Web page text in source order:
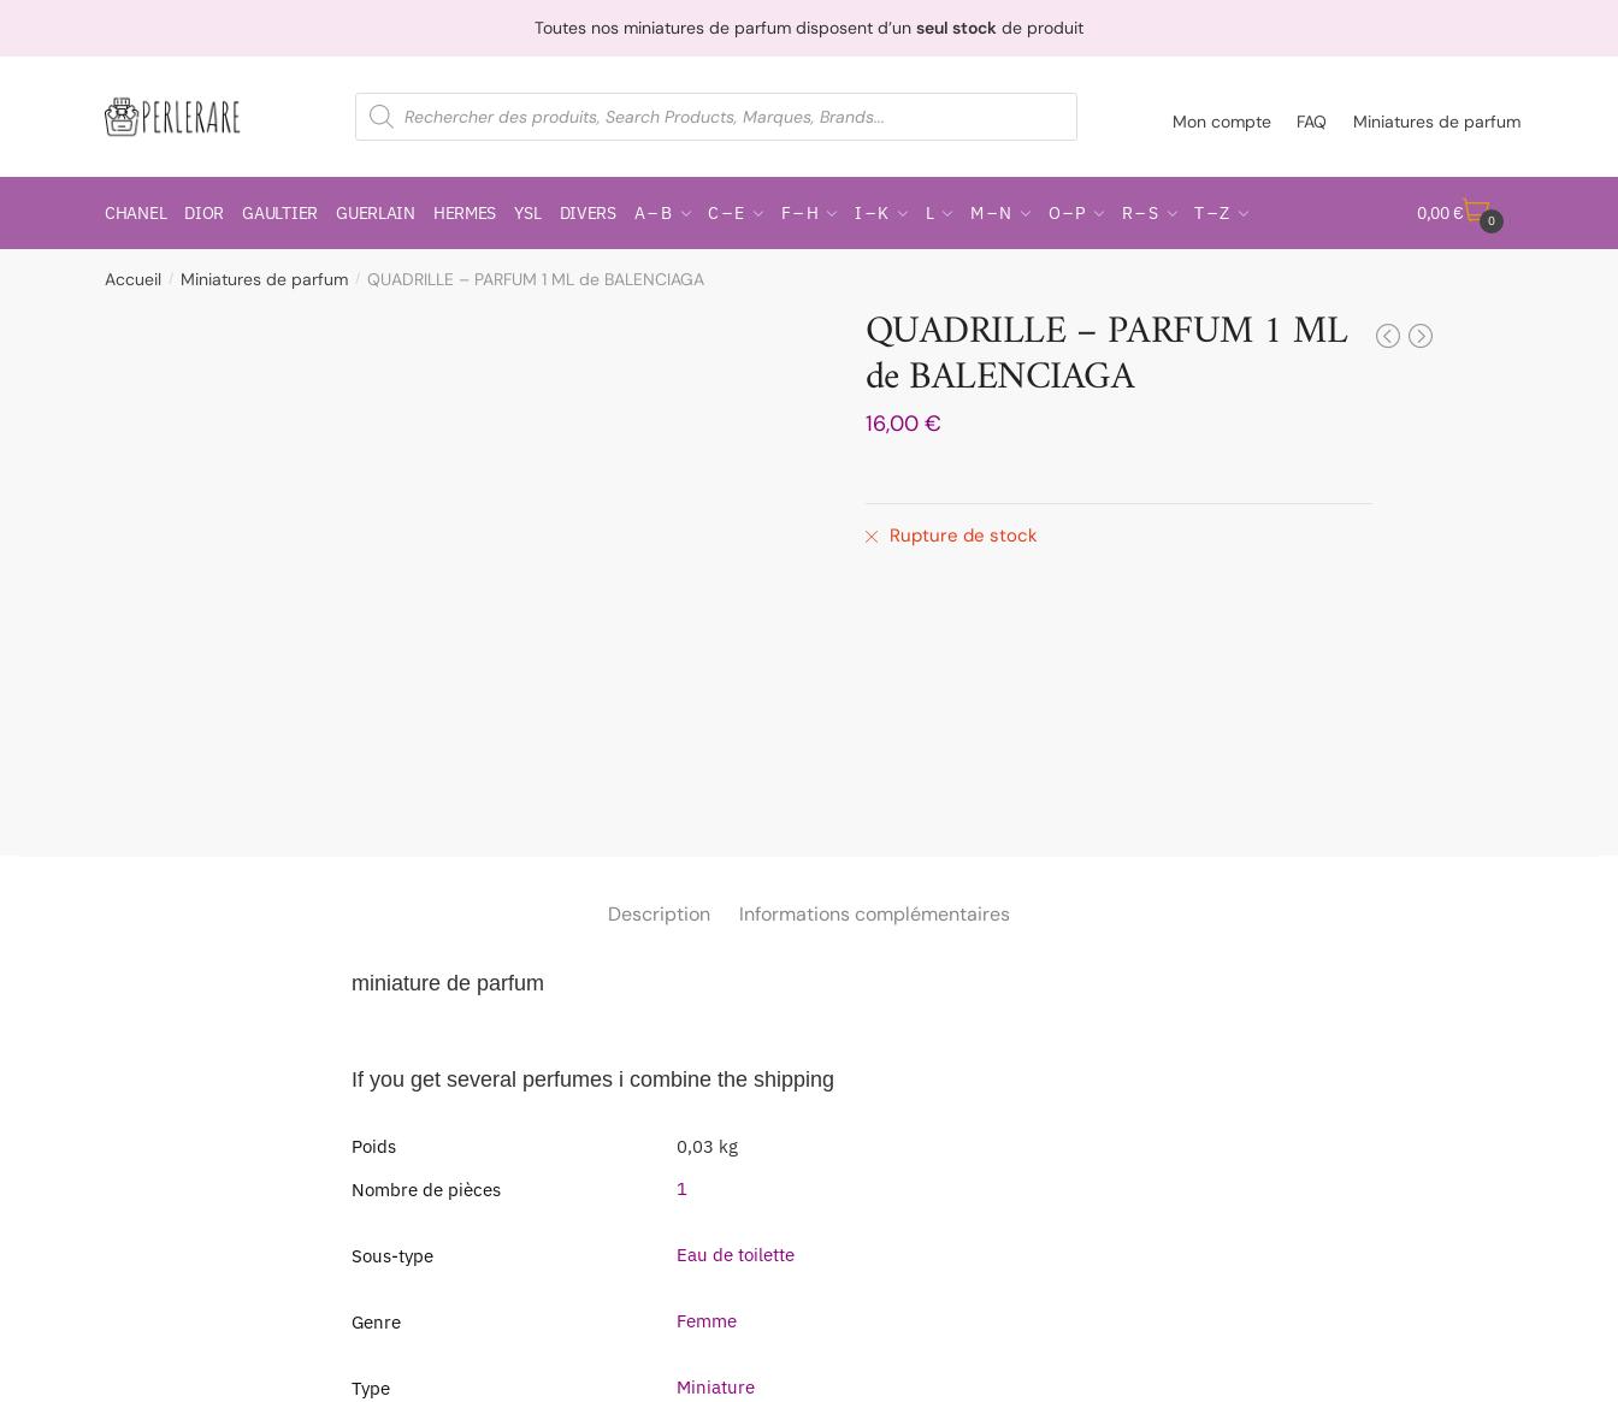
Toutes nos miniatures de parfum disposent d’un seul stock de produit
Mon compte FAQ Miniatures de parfum
CHANEL DIOR GAULTIER GUERLAIN HERMES YSL DIVERS A – B C – E F – H I – K L M – N O – P R – S T – Z 0,00 € 0
Accueil / Miniatures de parfum / QUADRILLE – PARFUM 1 ML de BALENCIAGA
QUADRILLE – PARFUM 1 ML
de BALENCIAGA
16,00 €
Rupture de stock
Description Informations complémentaires
miniature de parfum
If you get several perfumes i combine the shipping
Poids
0,03 kg
Nombre de pièces
1
Sous-type Eau de toilette
Genre Femme
Type Miniature